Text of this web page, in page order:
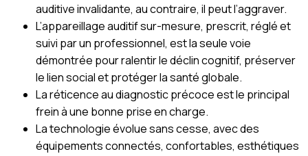
auditive invalidante, au contraire, il peut l’aggraver.
L’appareillage auditif sur-mesure, prescrit, réglé et
suivi par un professionnel, est la seule voie
démontrée pour ralentir le déclin cognitif, préserver
le lien social et protéger la santé globale.
La réticence au diagnostic précoce est le principal
frein à une bonne prise en charge.
La technologie évolue sans cesse, avec des
équipements connectés, confortables, esthétiques